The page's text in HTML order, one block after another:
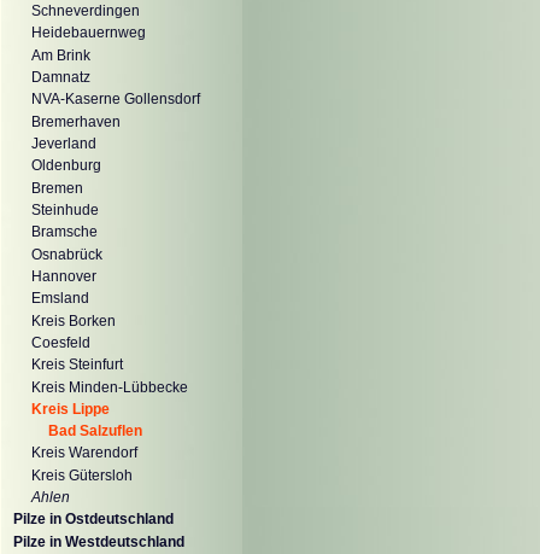
Schneverdingen
Heidebauernweg
Am Brink
Damnatz
NVA-Kaserne Gollensdorf
Bremerhaven
Jeverland
Oldenburg
Bremen
Steinhude
Bramsche
Osnabrück
Hannover
Emsland
Kreis Borken
Coesfeld
Kreis Steinfurt
Kreis Minden-Lübbecke
Kreis Lippe
Bad Salzuflen
Kreis Warendorf
Kreis Gütersloh
Ahlen
Pilze in Ostdeutschland
Pilze in Westdeutschland